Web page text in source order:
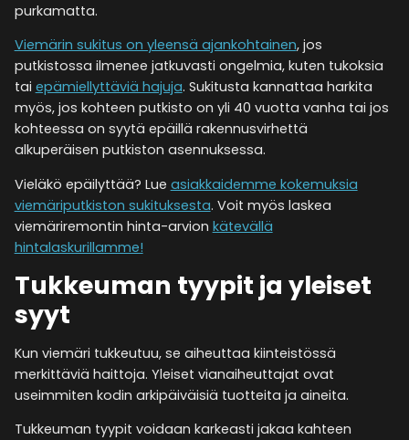
purkamatta.
Viemärin sukitus on yleensä ajankohtainen, jos
putkistossa ilmenee jatkuvasti ongelmia, kuten tukoksia
tai epämiellyttäviä hajuja. Sukitusta kannattaa harkita
myös, jos kohteen putkisto on yli 40 vuotta vanha tai jos
kohteessa on syytä epäillä rakennusvirhettä
alkuperäisen putkiston asennuksessa.
Vieläkö epäilyttää? Lue asiakkaidemme kokemuksia
viemäriputkiston sukituksesta. Voit myös laskea
viemäriremontin hinta-arvion kätevällä
hintalaskurillamme!
Tukkeuman tyypit ja yleiset
syyt
Kun viemäri tukkeutuu, se aiheuttaa kiinteistössä
merkittäviä haittoja. Yleiset vianaiheuttajat ovat
useimmiten kodin arkipäiväisiä tuotteita ja aineita.
Tukkeuman tyypit voidaan karkeasti jakaa kahteen